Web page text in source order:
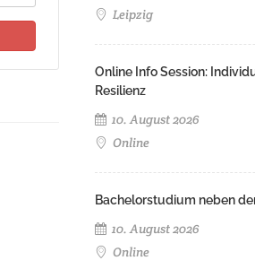
Leipzig
Online Info Session:
Resilienz
10. August 2026
Online
Bachelorstudium neben
10. August 2026
Online